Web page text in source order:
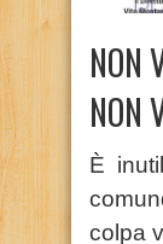
NON
NON
È
colpa